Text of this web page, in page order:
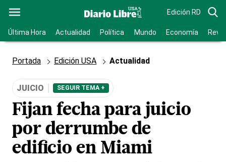
Edición RD
Última Hora Actualidad Política Mundo Economía
Portada Edición USA Actualidad
JUICIO SEGUIR TEMA +
Fijan fecha para juicio
por derrumbe de
edificio en Miami